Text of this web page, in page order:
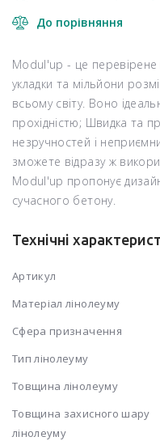
До порівняння
Modul'up - це перевірене
укладки та мільйони
всьому світу. Воно
прохідністю; Швидка та
незручностей і
зможете відразу ж
Modul'up пропонує
сучасного бетону.
Технічні
Артикул
Матеріал лінолеуму
Сфера призначення
Тип лінолеуму
Товщина лінолеуму
Товщина захисного шару
лінолеуму